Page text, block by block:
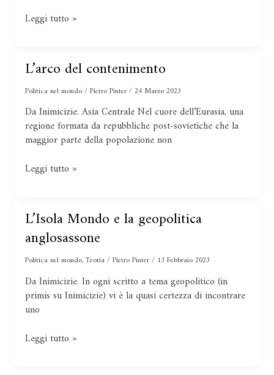
Leggi tutto »
L’arco del contenimento
Politica nel mondo/Pietro Pinter/24 Marzo 2023
Da Inimicizie. Asia Centrale Nel cuore dell’Eurasia, una
regione formata da repubbliche post-sovietiche che la
maggior parte della popolazione non
L’arco
contenimento
Leggi tutto »
L’Isola Mondo e la geopolitica
anglosassone
Politica nel mondo,Teoria/Pietro Pinter/ 13 Febbraio 2023
Da Inimicizie. In ogni scritto a tema geopolitico (in
primis su Inimicizie) vi è la quasi certezza di incontrare
uno
L’Isola
Mondo
e
la
anglosassone
Leggi tutto »